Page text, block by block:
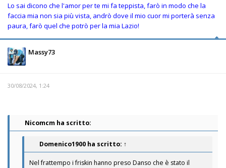
Lo sai dicono che l'amor per te mi fa teppista, farò in modo che la
faccia mia non sia più vista, andrò dove il mio cuor mi porterà senza
paura, farò quel che potrò per la mia Lazio!
Massy73
30/08/2024, 1:24
Nicomcm ha scritto:
Domenico1900 ha scritto: ↑
Nel frattempo i friskin hanno preso Danso che è stato il